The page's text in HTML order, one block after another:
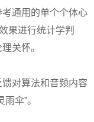
通用的单个个体心
果进行统计学判
关怀。
对算法和音频内容
伞”。